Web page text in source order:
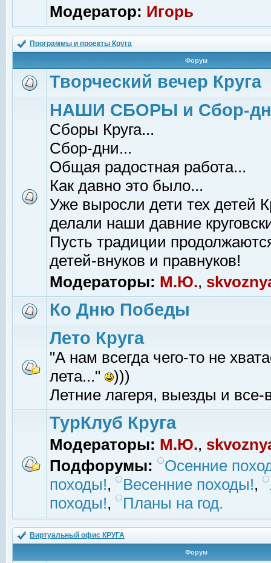
Модератор: Игорь
Программы и проекты Круга
Форум
Творческий вечер Круга
НАШИ СБОРЫ и Сбор-
Сборы Круга...
Сбор-дни...
Общая радостная работа...
Как давно это было...
Уже выросли дети тех детей
делали наши давние
Пусть традиции
детей-внуков и правнуков!
Модераторы: М.Ю.,
Ко Дню Победы
Лето Круга
"А нам всегда чего-то не
лета..."
)))
Летние лагеря, выезды и все-
ТурКлуб Круга
Модераторы: М.Ю.,
Подфорумы:
Осенние
походы!, Весенние походы!,
походы!, Планы на год.
Виртуальный офис КРУГА
Форум